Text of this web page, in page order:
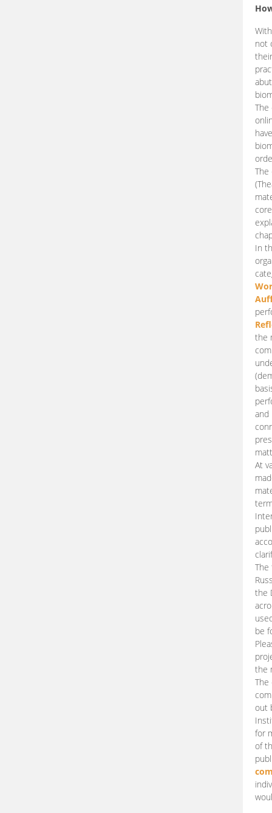
not
The
In
the
and
At
The
the
be
the
The
out
for
of